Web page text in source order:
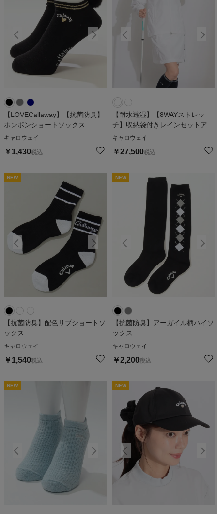
【LOVECallaway】【抗菌防臭】
ポンポンショートソックス
キャロウェイ
￥ 1,430税込
【耐水透湿】【8WAYストレッ
チ】収納袋付きレインセットアッ
プ
キャロウェイ
￥27,500税込
NEW NEW
【抗菌防臭】配色リブショートソ
ックス
キャロウェイ
￥ 1,540税込
NEW NEW
【抗菌防臭】アーガイル柄ハイソ
ックス
キャロウェイ
￥2,200税込
NEW NEW
NEW NEW